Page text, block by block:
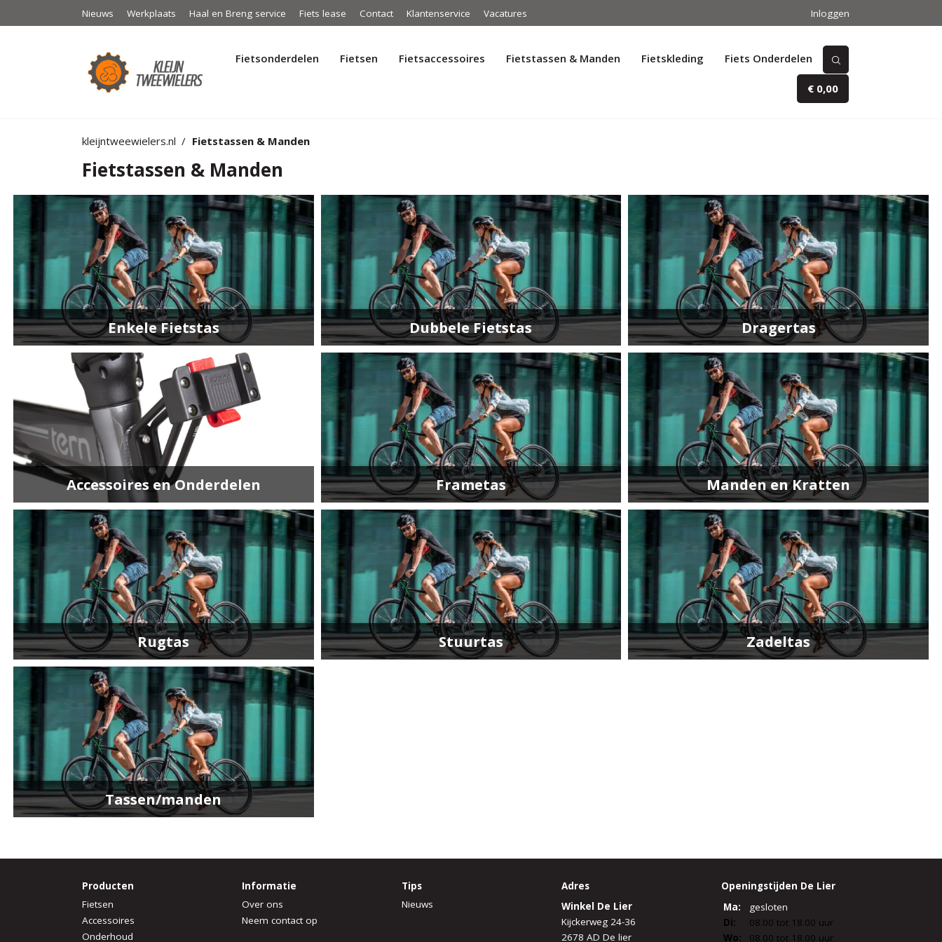
Nieuws Werkplaats Haal en Breng service Fiets lease Contact Klantenservice Vacatures Inloggen
Fietsonderdelen Fietsen Fietsaccessoires Fietstassen & Manden Fietskleding Fiets Onderdelen
€ 0,00
kleijntweewielers.nl Fietstassen & Manden
Fietstassen & Manden
Enkele Fietstas Dubbele Fietstas Dragertas
Accessoires en Onderdelen Frametas Manden en Kratten
Rugtas Stuurtas Zadeltas
Tassen/manden
Producten
Fietsen
Accessoires
Onderhoud
Informatie
Over ons
Neem contact op
Tips
Nieuws
Adres
Winkel De Lier
Kijckerweg 24-36
2678 AD De lier
Openingstijden De Lier
Ma:
gesloten
Di:
08.00 tot 18.00 uur
Wo:
08.00 tot 18.00 uur